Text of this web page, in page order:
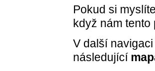
Pokud si
když nám
V další
následující